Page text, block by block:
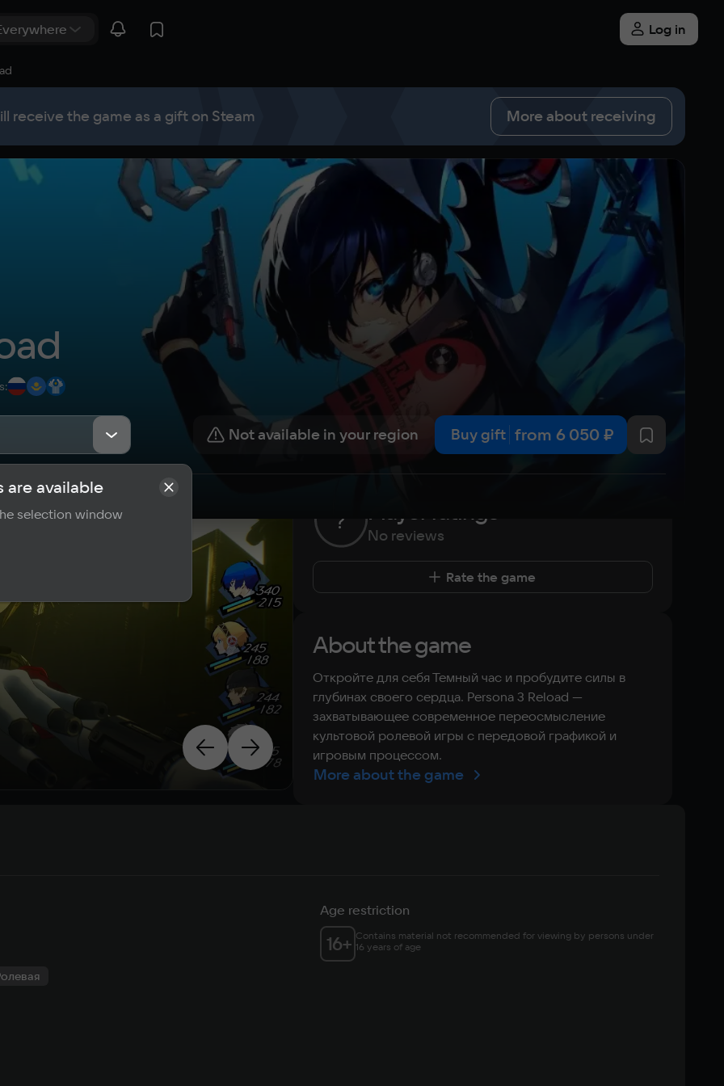
Log in
receive the game as a gift on Steam More about receiving
:
Not available in your region Buy gift from 6 050 ₽
Reviews
? Player ratings
No reviews
Rate the game
About the game
Откройте для себя Темный час и пробудите силы в
глубинах своего сердца. Persona 3 Reload —
захватывающее современное переосмысление
культовой ролевой игры с передовой графикой и
игровым процессом.
More about the game
Age restriction
16+ Contains material not recommended for viewing by persons under
16 years of age
are available
selection window